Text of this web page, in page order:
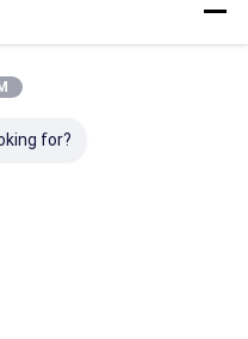
for?